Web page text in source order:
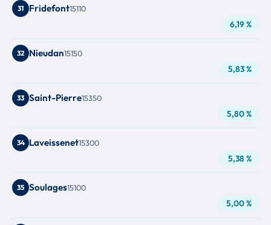
31 Fridefont15110
6,19 %
32 Nieudan15150
5,83 %
33 Saint-Pierre15350
5,80 %
34 Laveissenet15300
5,38 %
35 Soulages15100
5,00 %